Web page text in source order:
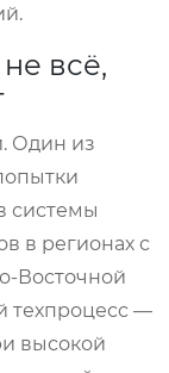
всё,
Один из
системы
в регионах с
Восточной
техпроцесс —
высокой